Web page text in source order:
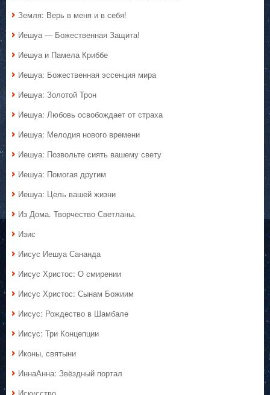
Земля: Верь в меня и в себя!
Иешуа — Божественная Защита!
Иешуа и Памела Криббе
Иешуа: Божественная эссенция мира
Иешуа: Золотой Трон
Иешуа: Любовь освобождает от страха
Иешуа: Мелодия нового времени
Иешуа: Позвольте сиять вашему свету
Иешуа: Помогая другим
Иешуа: Цель вашей жизни
Из Дома. Творчество Светланы.
Изис
Иисус Иешуа Сананда
Иисус Христос: О смирении
Иисус Христос: Сынам Божиим
Иисус: Рождество в Шамбале
Иисус: Три Концепции
Иконы, святыни
ИннаАнна: Звёздный портал